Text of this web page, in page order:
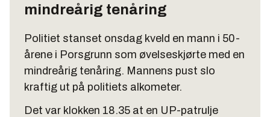
mindreårig tenåring
Politiet stanset onsdag kveld en mann i 50-
årene i Porsgrunn som øvelseskjørte med en
mindreårig tenåring. Mannens pust slo
kraftig ut på politiets alkometer.
Det var klokken 18.35 at en UP-patrulje